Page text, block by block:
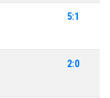
5:1
2:0